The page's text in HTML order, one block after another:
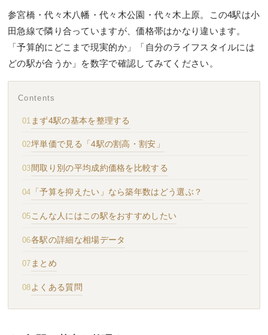
参宮橋・代々木八幡・代々木公園・代々木上原。この4駅は小
田急線で隣り合っていますが、価格帯はかなり違います。
「予算的にどこまで現実的か」「自分のライフスタイルには
どの駅が合うか」を数字で確認してみてください。
Contents
まず4駅の基本を整理する
坪単価で見る「4駅の割高・割安」
間取り別の平均成約価格を比較する
「予算を抑えたい」なら築年数はどう選ぶ？
こんな人にはこの駅をおすすめしたい
各駅の詳細な相場データ
まとめ
よくある質問